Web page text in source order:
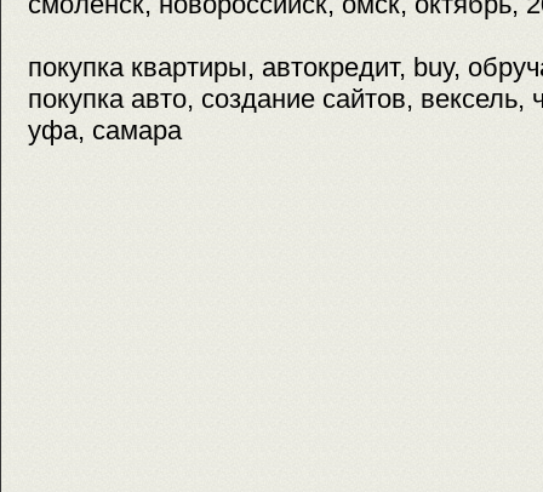
покупка квартиры, автокредит, buy,
покупка авто, создание сайтов,
уфа, самара